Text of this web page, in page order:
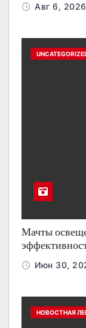
Авг 6, 2026
Мачты
Июн 30,
НОВОСТНАЯ